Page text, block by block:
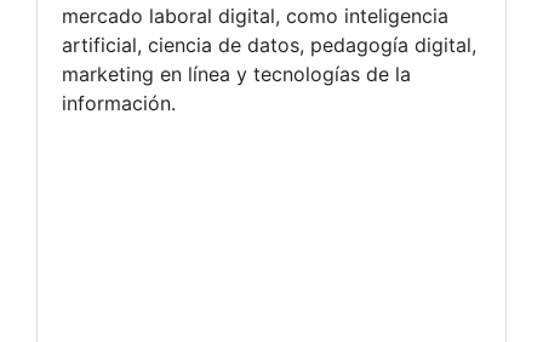
mercado laboral digital, como inteligencia
artificial, ciencia de datos, pedagogía digital,
marketing en línea y tecnologías de la
información.